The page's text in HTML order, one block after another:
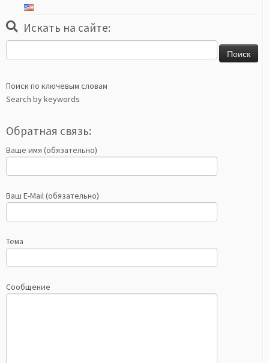
Искать на сайте:
Поиск по ключевым словам
Search by keywords
Обратная связь:
Ваше имя (обязательно)
Ваш E-Mail (обязательно)
Тема
Сообщение